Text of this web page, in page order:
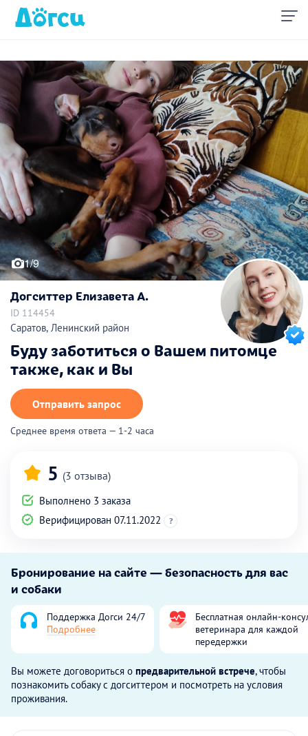
1/9
Догситтер Елизавета А.
ID 114454
Саратов, Ленинский район
Буду заботиться о Вашем питомце
также, как и Вы
Отправить запрос
Среднее время ответа — 1-2 часа
5 (3 отзыва)
Выполнено 3 заказа
Верифицирован 07.11.2022
?
Бронирование на сайте — безопасность для вас
и собаки
Поддержка Догси 24/7
Подробнее
Бесплатная онлайн-
ветеринара для каждой
передержки
Вы можете договориться о предварительной встрече, чтобы
познакомить собаку с догситтером и посмотреть на условия
проживания.